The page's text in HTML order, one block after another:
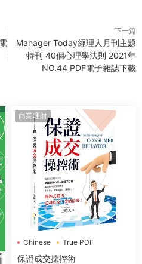
下一篇
Manager Today經理人月刊主題
特刊 40個心理學法則 2021年
NO.44 PDF電子雜誌下載
商業理財
Chinese
True PDF
創見文化
保證成交操控術